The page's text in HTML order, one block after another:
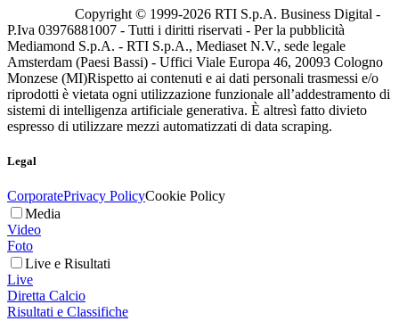
Copyright © 1999-2026 RTI S.p.A. Business Digital -
P.Iva 03976881007 - Tutti i diritti riservati - Per la pubblicità
Mediamond S.p.A. - RTI S.p.A., Mediaset N.V., sede legale
Amsterdam (Paesi Bassi) - Uffici Viale Europa 46, 20093 Cologno
Monzese (MI)Rispetto ai contenuti e ai dati personali trasmessi e/o
riprodotti è vietata ogni utilizzazione funzionale all’addestramento di
sistemi di intelligenza artificiale generativa. È altresì fatto divieto
espresso di utilizzare mezzi automatizzati di data scraping.
Legal
CorporatePrivacy PolicyCookie Policy
Media
Video
Foto
Live e Risultati
Live
Diretta Calcio
Risultati e Classifiche